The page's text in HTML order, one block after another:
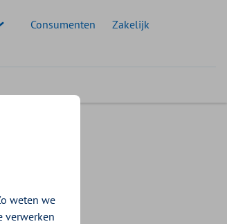
Consumenten Zakelijk
weten we
verwerken